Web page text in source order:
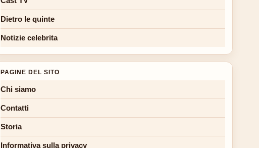
Dietro le quinte
Notizie celebrita
PAGINE DEL SITO
Chi siamo
Contatti
Storia
Informativa sulla privacy